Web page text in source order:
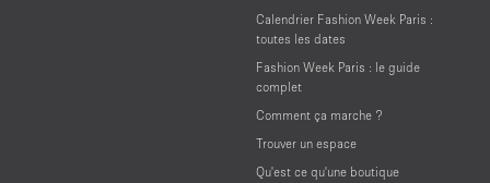
Calendrier Fashion Week Paris :
toutes les dates
Fashion Week Paris : le guide
complet
Comment ça marche ?
Trouver un espace
Qu'est ce qu'une boutique